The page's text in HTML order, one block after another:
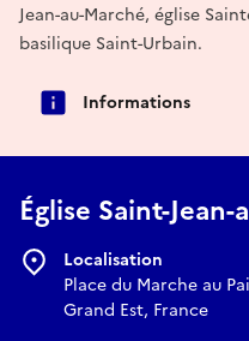
Jean-au-Marché, église
basilique Saint-Urbain.
Informations
Église Saint-
Localisation
Place du Marche au
Grand Est, France